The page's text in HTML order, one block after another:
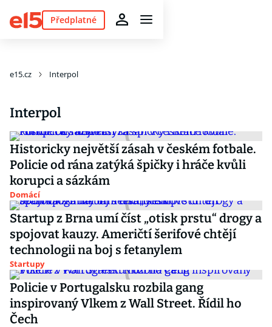
Předplatné
e15.cz Interpol
Interpol
Historicky největší zásah v českém fotbale.
Policie od rána zatýká špičky i hráče kvůli
korupci a sázkám
Domácí
Startup z Brna umí číst „otisk prstu“ drogy a
spojovat kauzy. Američtí šerifové chtějí
technologii na boj s fetanylem
Startupy
Policie v Portugalsku rozbila gang
inspirovaný Vlkem z Wall Street. Řídil ho
Čech